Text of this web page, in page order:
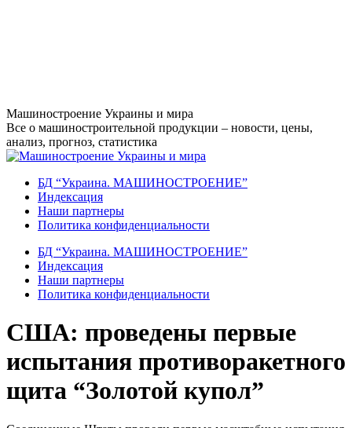
Перейти
к
содержанию
Машиностроение Украины и мира
Все о машиностроительной продукции – новости, цены,
анализ, прогноз, статистика
БД “Украина. МАШИНОСТРОЕНИЕ”
Индекcация
Наши партнеры
Политика конфиденциальности
БД “Украина. МАШИНОСТРОЕНИЕ”
Индекcация
Наши партнеры
Политика конфиденциальности
США: проведены первые
испытания противоракетного
щита “Золотой купол”